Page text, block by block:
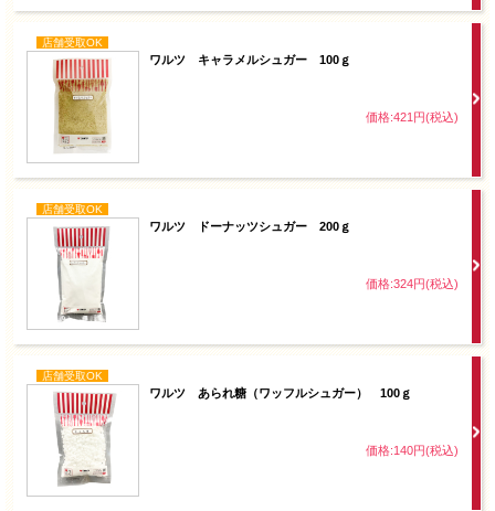
店舗受取OK
ワルツ キャラメルシュガー 100ｇ
価格:421円(税込)
店舗受取OK
ワルツ ドーナッツシュガー 200ｇ
価格:324円(税込)
店舗受取OK
ワルツ あられ糖（ワッフルシュガー） 100ｇ
価格:140円(税込)